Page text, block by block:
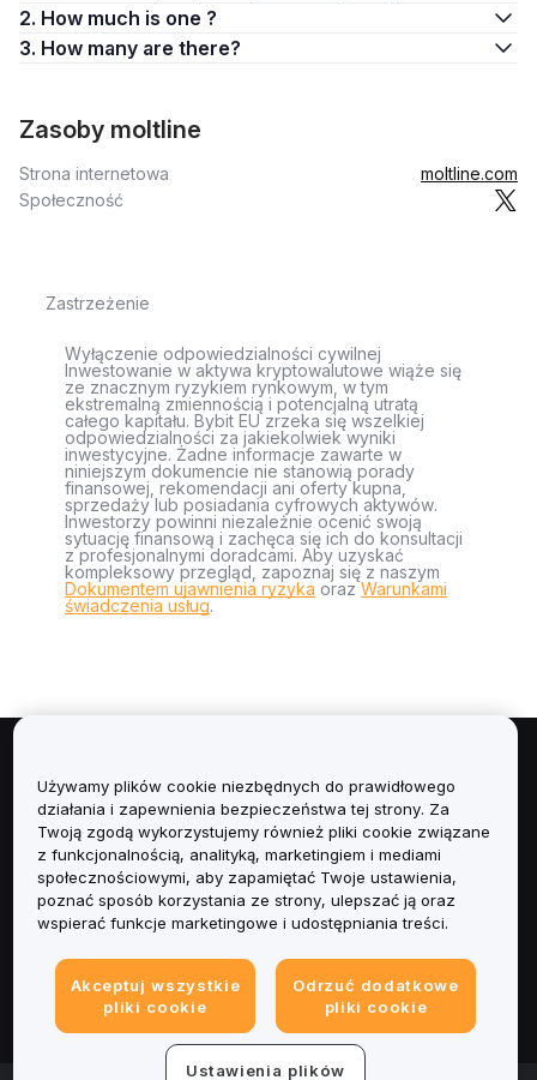
2. How much is one ?
3. How many are there?
Zasoby moltline
Strona internetowa
moltline.com
Społeczność
Zastrzeżenie
Wyłączenie odpowiedzialności cywilnej
Inwestowanie w aktywa kryptowalutowe wiąże się
ze znacznym ryzykiem rynkowym, w tym
ekstremalną zmiennością i potencjalną utratą
całego kapitału. Bybit EU zrzeka się wszelkiej
odpowiedzialności za jakiekolwiek wyniki
inwestycyjne. Żadne informacje zawarte w
niniejszym dokumencie nie stanowią porady
finansowej, rekomendacji ani oferty kupna,
sprzedaży lub posiadania cyfrowych aktywów.
Inwestorzy powinni niezależnie ocenić swoją
sytuację finansową i zachęca się ich do konsultacji
z profesjonalnymi doradcami. Aby uzyskać
kompleksowy przegląd, zapoznaj się z naszym
Dokumentem ujawnienia ryzyka orazWarunkami
świadczenia usług.
Informacje
Usługi
Obsługa Klienta
Informacje prawne
Używamy plików cookie niezbędnych do prawidłowego
działania i zapewnienia bezpieczeństwa tej strony. Za
Twoją zgodą wykorzystujemy również pliki cookie związane
z funkcjonalnością, analityką, marketingiem i mediami
społecznościowymi, aby zapamiętać Twoje ustawienia,
poznać sposób korzystania ze strony, ulepszać ją oraz
wspierać funkcje marketingowe i udostępniania treści.
Akceptuj wszystkie
pliki cookie
Odrzuć dodatkowe
pliki cookie
Ustawienia plików